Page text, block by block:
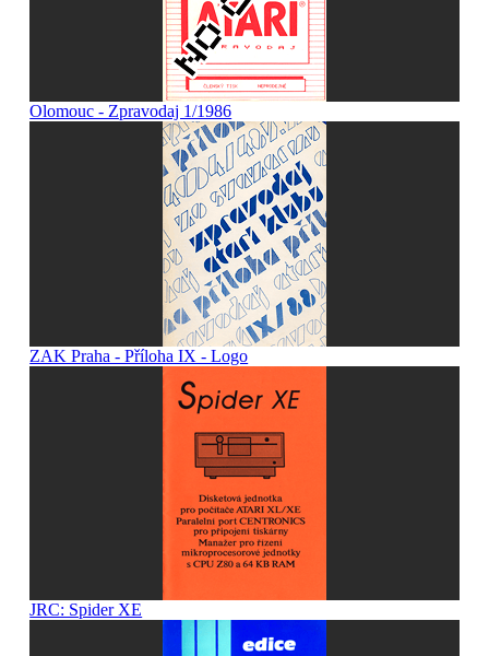
Olomouc - Zpravodaj 1/1986
ZAK Praha - Příloha IX - Logo
JRC: Spider XE